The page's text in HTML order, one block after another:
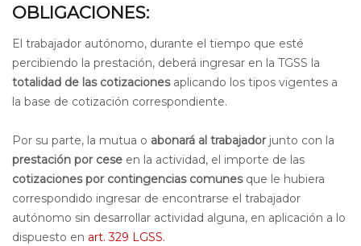
OBLIGACIONES:
El trabajador autónomo, durante el tiempo que esté
percibiendo la prestación, deberá ingresar en la TGSS la
totalidad de las cotizacionesaplicando los tipos vigentes a
la base de cotización correspondiente.
Por su parte, la mutua o abonará al trabajadorjunto con la
prestación por cese en la actividad, el importe de las
cotizaciones por contingencias comunesque le hubiera
correspondido ingresar de encontrarse el trabajador
autónomo sin desarrollar actividad alguna, en aplicación a lo
dispuesto en art. 329 LGSS.